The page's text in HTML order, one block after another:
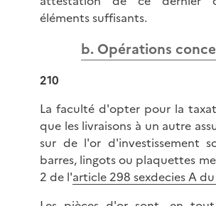
éléments suffisants.
b. Opérations
210
La faculté d'opter pour la
que les livraisons à un autre
sur de l'or d'investissement
barres, lingots ou plaquettes
2 de l'article 298 sexdecies A